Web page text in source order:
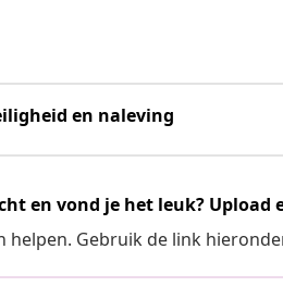
en naleving
en vond je het leuk? Upload
helpen. Gebruik de link